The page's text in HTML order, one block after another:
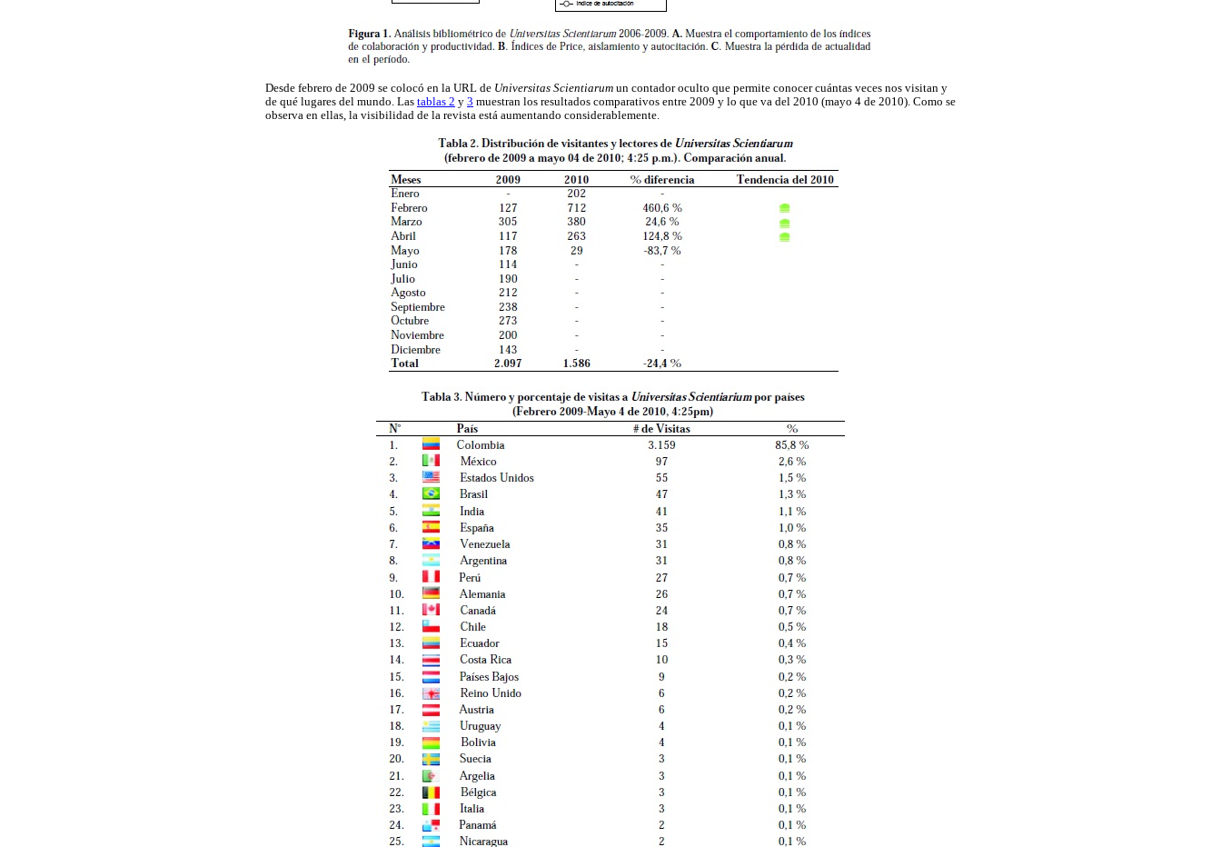
Desde febrero de 2009 se colocó en la URL de Universitas Scientiarum un contador oculto que permite conocer cuántas veces nos visitan y
de qué lugares del mundo. Las tablas 2 y 3 muestran los resultados comparativos entre 2009 y lo que va del 2010 (mayo 4 de 2010). Como se
observa en ellas, la visibilidad de la revista está aumentando considerablemente.